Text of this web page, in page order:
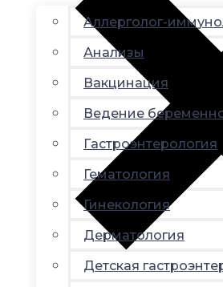
Аллерголог-
Анализы
Вакцинация
Ведение
Гастроэнтерология
Гематология
Гинекология
Дерматология
Детская